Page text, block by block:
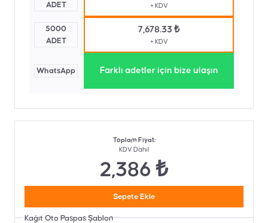
ADET
+ KDV
5000
ADET
7,678.33 ₺
+ KDV
WhatsApp Farklı adetler için bize ulaşın
Toplam Fiyat:
KDV Dahil
2,386 ₺
Sepete Ekle
Kağıt Oto Paspas Şablon